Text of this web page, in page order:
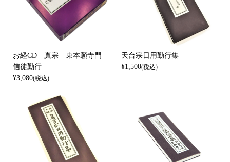
お経CD 真宗 東本願寺門
信徒勤行
¥3,080(税込)
天台宗日用勤行集
¥1,500(税込)